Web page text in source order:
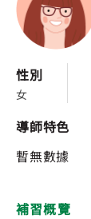
性別
女
導師特色
暫無數據
補習概覽